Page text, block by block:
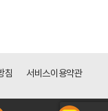
침
서비스이용약관